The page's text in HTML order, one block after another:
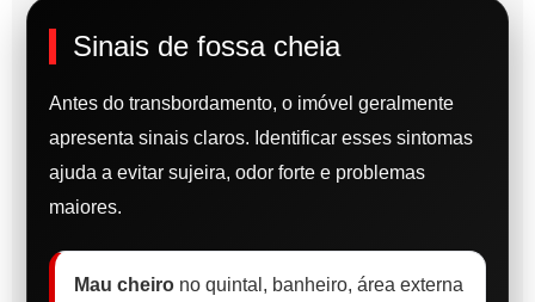
Sinais de fossa cheia
Antes do transbordamento, o imóvel geralmente
apresenta sinais claros. Identificar esses sintomas
ajuda a evitar sujeira, odor forte e problemas
maiores.
Mau cheiro no quintal, banheiro, área externa